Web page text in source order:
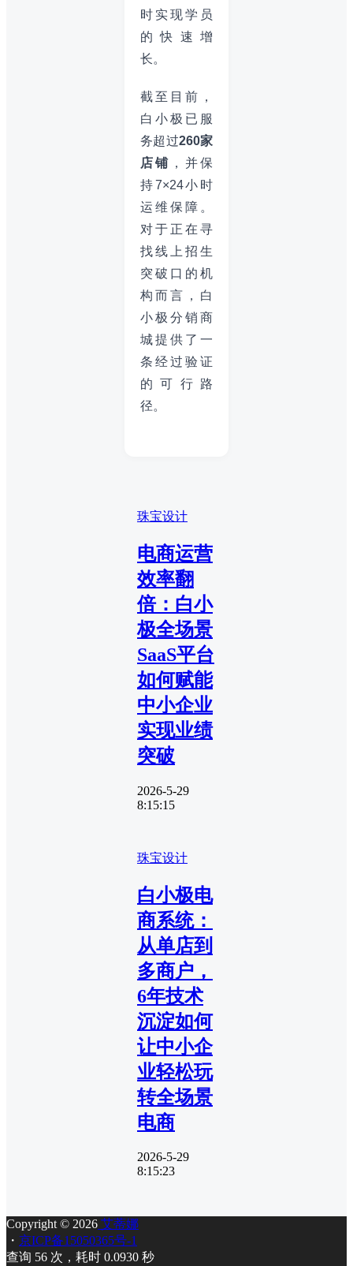
时实现学员
的快速增
长。
截至目前，
白小极已服
务超过260家
店铺 ，并保
持7×24小时
运维保障。
对于正在寻
找线上招生
突破口的机
构而言，白
小极分销商
城提供了一
条经过验证
的可行路
径。
珠宝设计
电商运营
效率翻
倍：白小
极全场景
SaaS平台
如何赋能
中小企业
实现业绩
突破
2026-5-29
8:15:15
珠宝设计
白小极电
商系统：
从单店到
多商户，
6年技术
沉淀如何
让中小企
业轻松玩
转全场景
电商
2026-5-29
8:15:23
Copyright © 2026 艾蒂娜
・ 京ICP备15050365号-1
查询 56 次，耗时 0.0930 秒